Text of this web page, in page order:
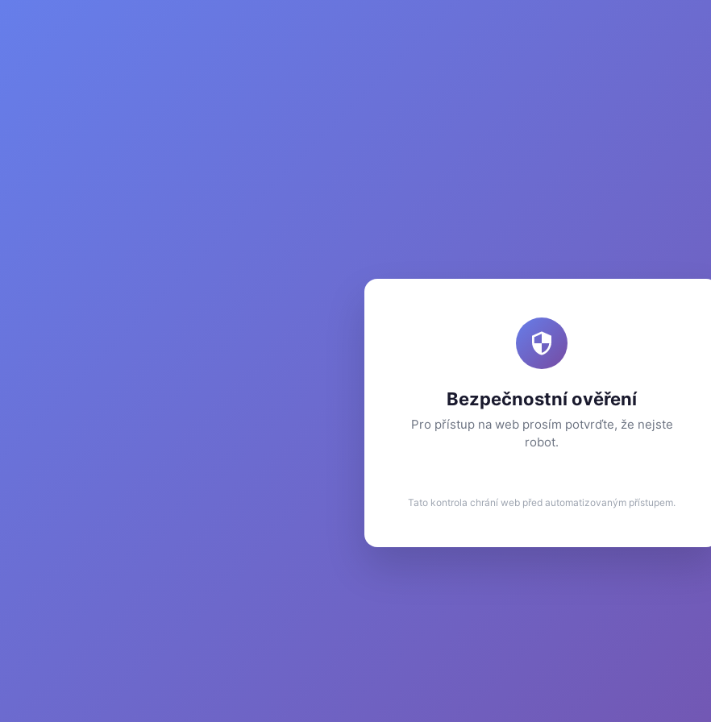
Bezpečnostní ověření
Pro přístup na web prosím potvrďte, že nejste
robot.
Tato kontrola chrání web před automatizovaným přístupem.